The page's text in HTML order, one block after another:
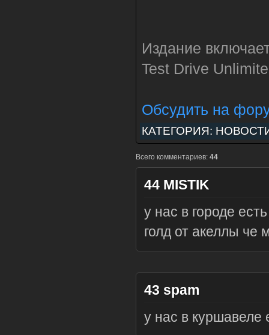
Издание
Test Drive
Обсудить на
КАТЕГОРИЯ:
Всего комментариев: 44
44 MISTIK
у нас в городе
голд от акеллы че
43 spam
у нас в куршавеле